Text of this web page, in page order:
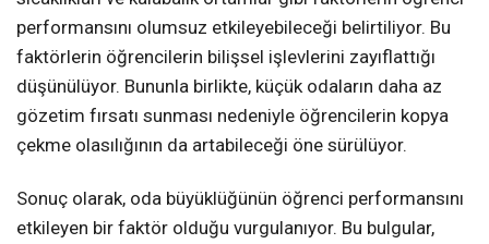
performansını olumsuz etkileyebileceği belirtiliyor. Bu
faktörlerin öğrencilerin bilişsel işlevlerini zayıflattığı
düşünülüyor. Bununla birlikte, küçük odaların daha az
gözetim fırsatı sunması nedeniyle öğrencilerin kopya
çekme olasılığının da artabileceği öne sürülüyor.
Sonuç olarak, oda büyüklüğünün öğrenci performansını
etkileyen bir faktör olduğu vurgulanıyor. Bu bulgular,